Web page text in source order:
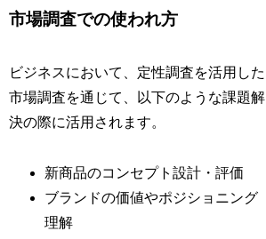
市場調査での使われ方
ビジネスにおいて、定性調査を活用した
市場調査を通じて、以下のような課題解
決の際に活用されます。
新商品のコンセプト設計・評価
ブランドの価値やポジショニング
理解